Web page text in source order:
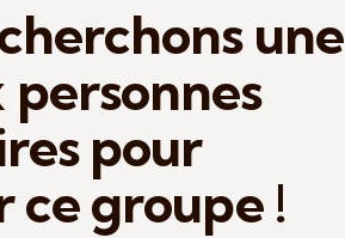
une
pour
ce groupe !